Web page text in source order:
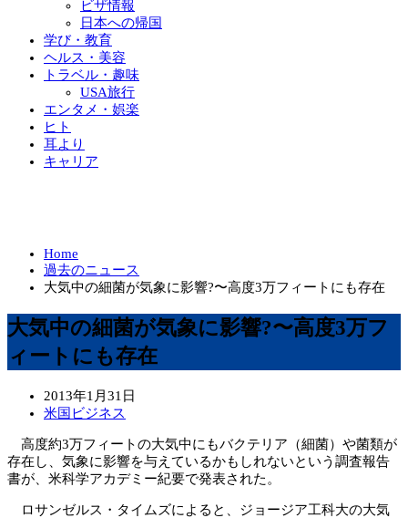
ビザ情報
日本への帰国
学び・教育
ヘルス・美容
トラベル・趣味
USA旅行
エンタメ・娯楽
ヒト
耳より
キャリア
Home
過去のニュース
大気中の細菌が気象に影響?〜高度3万フィートにも存在
大気中の細菌が気象に影響?〜高度3万フ
ィートにも存在
2013年1月31日
米国ビジネス
高度約3万フィートの大気中にもバクテリア（細菌）や菌類が
存在し、気象に影響を与えているかもしれないという調査報告
書が、米科学アカデミー紀要で発表された。
ロサンゼルス・タイムズによると、ジョージア工科大の大気